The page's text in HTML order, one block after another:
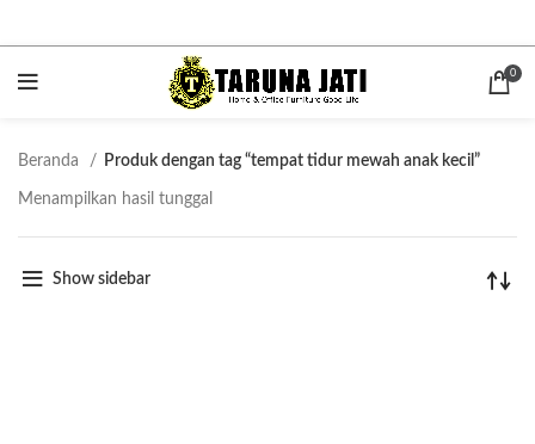
0
Beranda Produk dengan tag “tempat tidur mewah anak kecil”
Menampilkan hasil tunggal
Show sidebar